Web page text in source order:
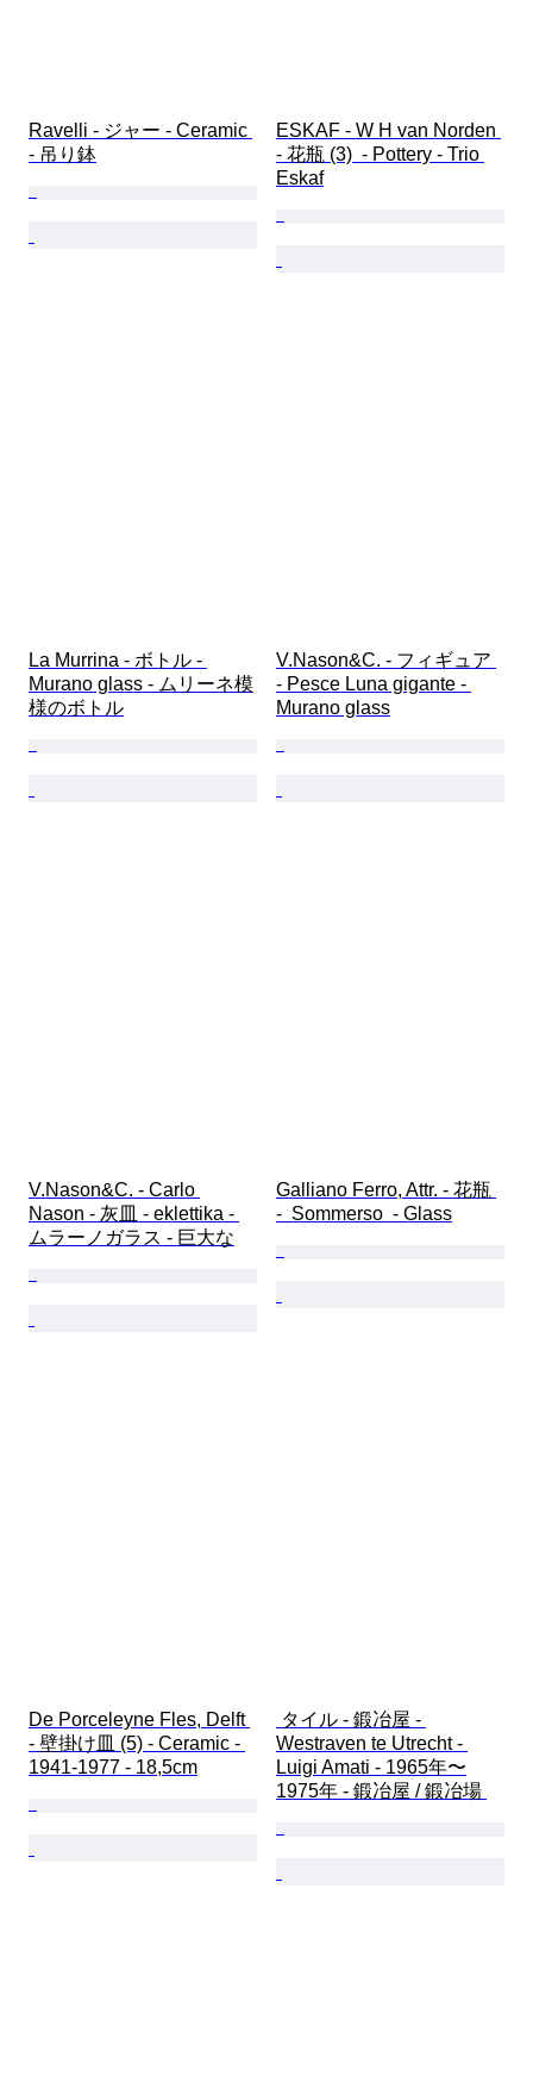
Ravelli - ジャー - Ceramic
- 吊り鉢
ESKAF - W H van Norden
- 花瓶 (3)  - Pottery - Trio
Eskaf
La Murrina - ボトル -
Murano glass - ムリーネ模
様のボトル
V.Nason&C. - フィギュア
- Pesce Luna gigante -
Murano glass
V.Nason&C. - Carlo
Nason - 灰皿 - eklettika -
ムラーノガラス - 巨大な
Galliano Ferro, Attr. - 花瓶
-  Sommerso  - Glass
De Porceleyne Fles, Delft
- 壁掛け皿 (5) - Ceramic -
1941-1977 - 18,5cm
Westraven te Utrecht -
Luigi Amati - 1965年〜
1975年 - 鍛冶屋 / 鍛冶場